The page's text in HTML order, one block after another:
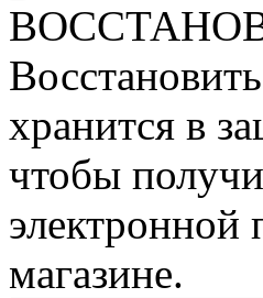
хранится в
чтобы
электронной
магазине.